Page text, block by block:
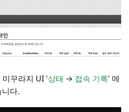
미꾸라지 UI '상태 → 접속 기록' 메
다.